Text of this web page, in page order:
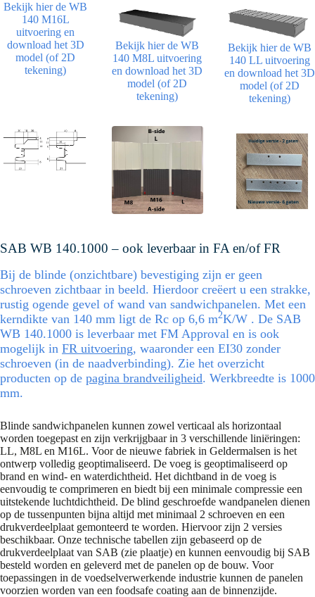
Bekijk hier de WB
140 M16L
uitvoering en
download het 3D
model (of 2D
tekening)
Bekijk hier de WB
140 M8L uitvoering
en download het 3D
model (of 2D
tekening)
Bekijk hier de WB
140 LL uitvoering
en download het 3D
model (of 2D
tekening)
SAB WB 140.1000 – ook leverbaar in FA en/of FR
Bij de blinde (onzichtbare) bevestiging zijn er geen
schroeven zichtbaar in beeld. Hierdoor creëert u een strakke,
rustig ogende gevel of wand van sandwichpanelen. Met een
kerndikte van 140 mm ligt de Rc op 6,6 m2K/W . De SAB
WB 140.1000 is leverbaar met FM Approval en is ook
mogelijk in FR uitvoering, waaronder een EI30 zonder
schroeven (in de naadverbinding). Zie het overzicht
producten op de pagina brandveiligheid. Werkbreedte is 1000
mm.
Blinde sandwichpanelen kunnen zowel verticaal als horizontaal
worden toegepast en zijn verkrijgbaar in 3 verschillende liniëringen:
LL, M8L en M16L. Voor de nieuwe fabriek in Geldermalsen is het
ontwerp volledig geoptimaliseerd. De voeg is geoptimaliseerd op
brand en wind- en waterdichtheid. Het dichtband in de voeg is
eenvoudig te comprimeren en biedt bij een minimale compressie een
uitstekende luchtdichtheid. De blind geschroefde wandpanelen dienen
op de tussenpunten bijna altijd met minimaal 2 schroeven en een
drukverdeelplaat gemonteerd te worden. Hiervoor zijn 2 versies
beschikbaar. Onze technische tabellen zijn gebaseerd op de
drukverdeelplaat van SAB (zie plaatje) en kunnen eenvoudig bij SAB
besteld worden en geleverd met de panelen op de bouw. Voor
toepassingen in de voedselverwerkende industrie kunnen de panelen
voorzien worden van een foodsafe coating aan de binnenzijde.